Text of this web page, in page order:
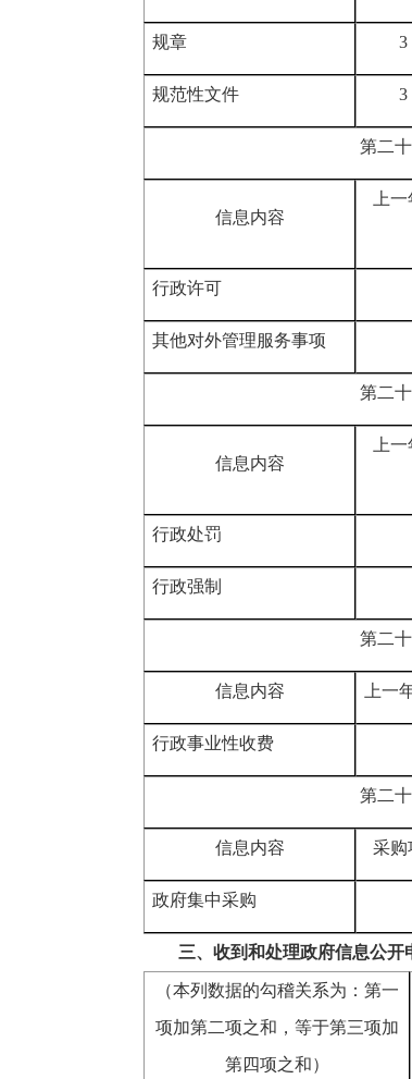
规章 3
规范性文件 3
第二
信息内容
上
行政许可
其他对外管理服务事项
第二
信息内容
上
行政处罚
行政强制
第二
信息内容 上一
行政事业性收费
第二
信息内容 采购
政府集中采购
三、收到和处理政府信息公开
（本列数据的勾稽关系为：第一
项加第二项之和，等于第三项加
第四项之和）